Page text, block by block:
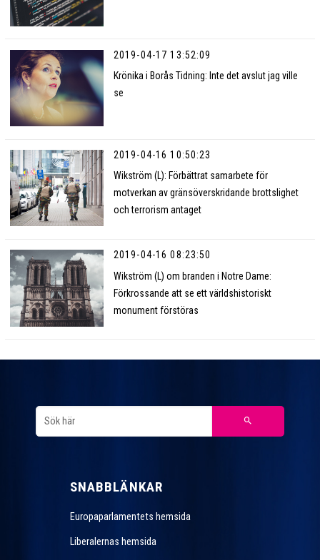
2019-04-17 13:52:09
Krönika i Borås Tidning: Inte det avslut jag ville
se
2019-04-16 10:50:23
Wikström (L): Förbättrat samarbete för
motverkan av gränsöverskridande brottslighet
och terrorism antaget
2019-04-16 08:23:50
Wikström (L) om branden i Notre Dame:
Förkrossande att se ett världshistoriskt
monument förstöras
SNABBLÄNKAR
Europaparlamentets hemsida
Liberalernas hemsida